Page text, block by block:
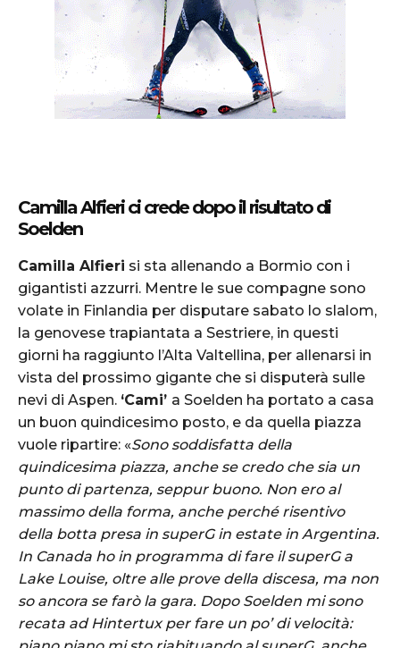
Camilla Alfieri ci crede dopo il risultato di
Soelden
Camilla Alfieri si sta allenando a Bormio con i
gigantisti azzurri. Mentre le sue compagne sono
volate in Finlandia per disputare sabato lo slalom,
la genovese trapiantata a Sestriere, in questi
giorni ha raggiunto l’Alta Valtellina, per allenarsi in
vista del prossimo gigante che si disputerà sulle
nevi di Aspen. ‘Cami’ a Soelden ha portato a casa
un buon quindicesimo posto, e da quella piazza
vuole ripartire: «Sono soddisfatta della
quindicesima piazza, anche se credo che sia un
punto di partenza, seppur buono. Non ero al
massimo della forma, anche perché risentivo
della botta presa in superG in estate in Argentina.
In Canada ho in programma di fare il superG a
Lake Louise, oltre alle prove della discesa, ma non
so ancora se farò la gara. Dopo Soelden mi sono
recata ad Hintertux per fare un po’ di velocità: